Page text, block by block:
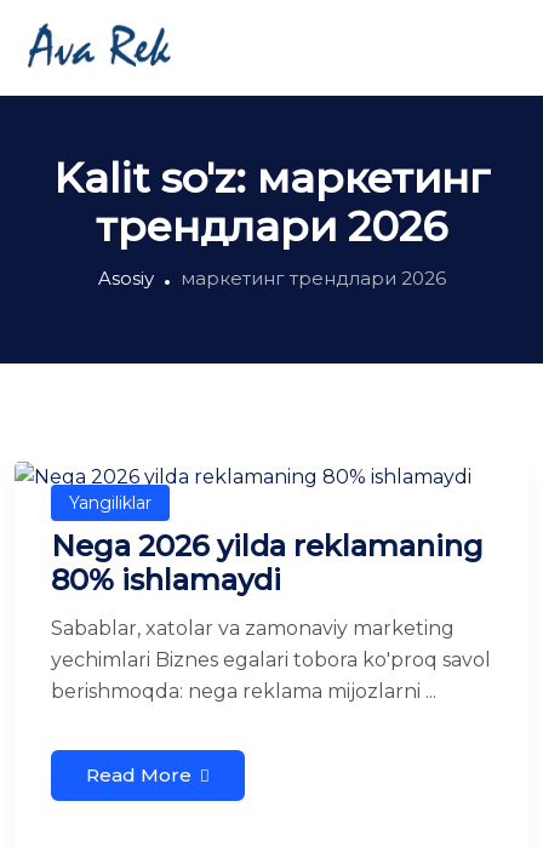
Kalit so'z: маркетинг
трендлари 2026
Asosiy маркетинг трендлари 2026
Yangiliklar
Nega 2026 yilda reklamaning
80% ishlamaydi
Sabablar, xatolar va zamonaviy marketing
yechimlari Biznes egalari tobora ko'proq savol
berishmoqda: nega reklama mijozlarni ...
Read More